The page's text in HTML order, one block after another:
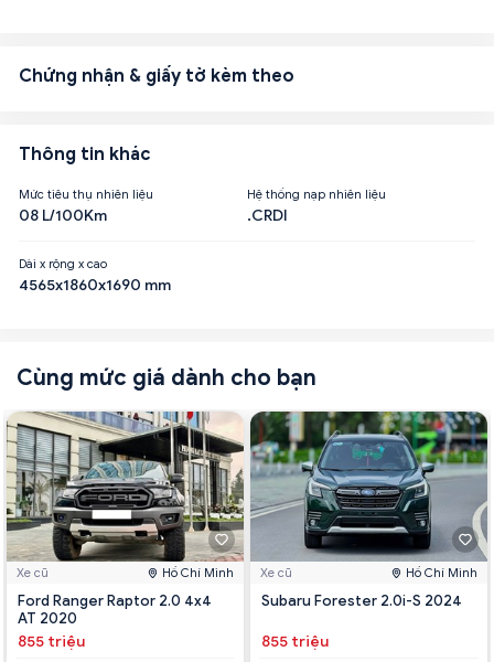
Chứng nhận & giấy tờ kèm theo
Thông tin khác
Mức tiêu thụ nhiên liệu
08 L/100Km
Hệ thống nạp nhiên liệu
.CRDI
Dài x rộng x cao
4565x1860x1690 mm
Cùng mức giá dành cho bạn
Xe cũ Hồ Chí Minh
Ford Ranger Raptor 2.0 4x4
AT 2020
855 triệu
Xe cũ Hồ Chí Minh
Subaru Forester 2.0i-S 2024
855 triệu